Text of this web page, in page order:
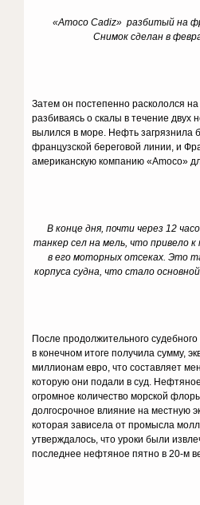
«Amoco Cadiz» разбитый на
Снимок сделан в
Затем он постепенно раскололся на
разбиваясь о скалы в течение двух
вылился в море. Нефть загрязнила
французской береговой линии, и
американскую компанию «Amoco»
В конце дня, почти через 12
танкер сел на мель, что привело
в его моторных отсеках. Это
корпуса судна, что стало
После продолжительного
в конечном итоге получила сумму,
миллионам евро, что составляет
которую они подали в суд.
огромное количество морской
долгосрочное влияние на местную
которая зависела от промысла
утверждалось, что уроки были
последнее нефтяное пятно в 20-м